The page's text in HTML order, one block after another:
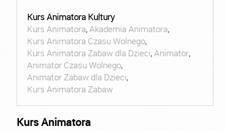
Kurs Animatora Kultury
Kurs Animatora,Akademia Animatora,
Kurs Animatora Czasu Wolnego,
Kurs Animatora Zabaw dla Dzieci,Animator,
Animator Czasu Wolnego,
Animator Zabaw dla Dzieci,
Kurs Animatora Zabaw
Kurs Animatora